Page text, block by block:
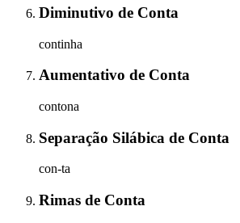
Diminutivo de Conta
continha
Aumentativo de Conta
contona
Separação Silábica de Conta
con-ta
Rimas de Conta